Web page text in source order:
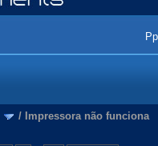
/ Impressora não funciona